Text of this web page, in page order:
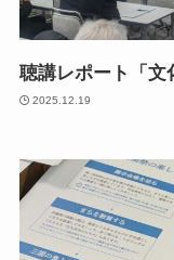
聴講レポート「文
2025.12.19